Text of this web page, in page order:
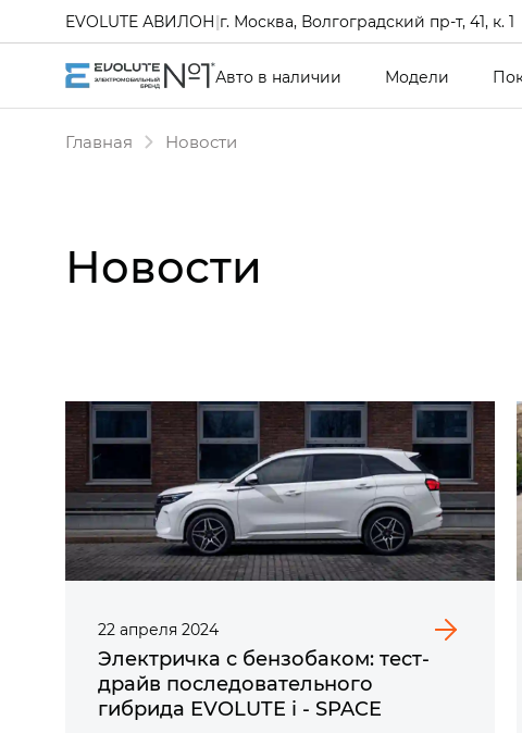
EVOLUTE АВИЛОН|г. Москва, Волгоградский пр-т, 41, к. 1
Авто в наличии Модели
Главная Новости
Новости
22 апреля 2024
Электричка с бензобаком: тест-
драйв последовательного
гибрида EVOLUTE i - SPACE